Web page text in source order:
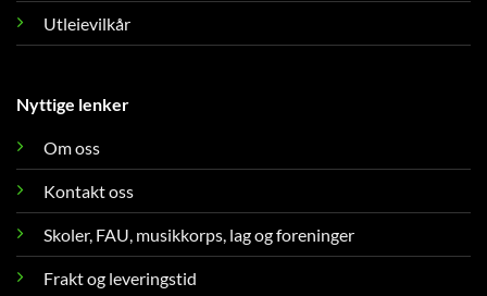
Utleievilkår
Nyttige lenker
Om oss
Kontakt oss
Skoler, FAU, musikkorps, lag og foreninger
Frakt og leveringstid